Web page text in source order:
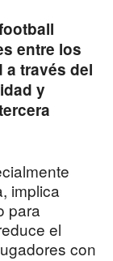
entre los
a través del
y
implica
para
el
con